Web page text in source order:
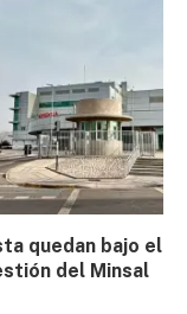
quedan bajo el
del Minsal